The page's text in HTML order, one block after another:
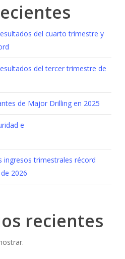
del cuarto trimestre y
del tercer trimestre de
de Major Drilling en 2025
e
ingresos trimestrales récord
2026
recientes